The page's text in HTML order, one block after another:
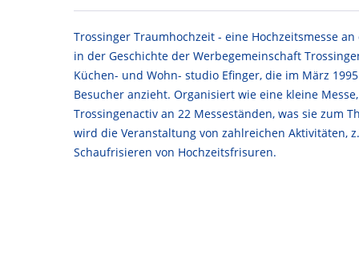
Trossinger Traumhochzeit - eine Hochzeitsmesse
in der Geschichte der Werbegemeinschaft
Küchen- und Wohn- studio Efinger, die im März
Besucher anzieht. Organisiert wie eine kleine
Trossingenactiv an 22 Messeständen, was sie zum
wird die Veranstaltung von zahlreichen Aktivitäten,
Schaufrisieren von Hochzeitsfrisuren.